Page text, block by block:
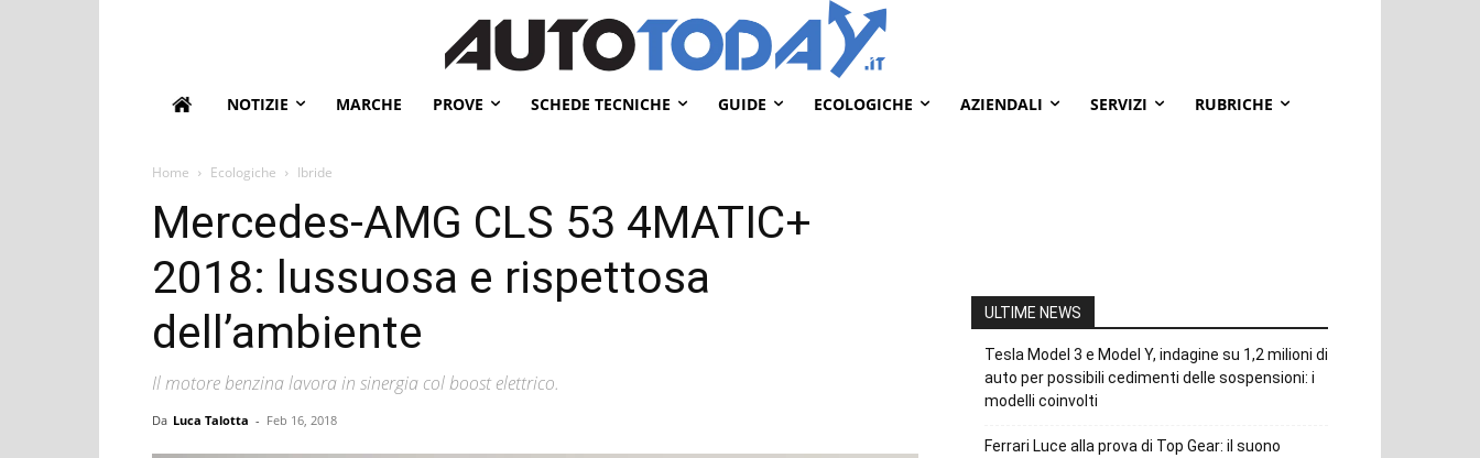
NOTIZIE MARCHE PROVE SCHEDE TECNICHE GUIDE ECOLOGICHE AZIENDALI SERVIZI RUBRICHE
Home Ecologiche Ibride
Mercedes-AMG CLS 53 4MATIC+
2018: lussuosa e rispettosa
dell’ambiente
Il motore benzina lavora in sinergia col boost elettrico.
Da Luca Talotta - Feb 16, 2018
ULTIME NEWS
Tesla Model 3 e Model Y, indagine su 1,2 milioni di
auto per possibili cedimenti delle sospensioni: i
modelli coinvolti
Ferrari Luce alla prova di Top Gear: il suono